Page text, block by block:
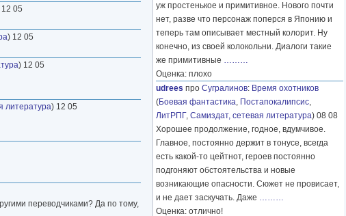
12 05
) 12 05
) 12 05
литература) 12 05
переводчиками? Да по тому,
уж простенькое и примитивное. Нового почти
нет, разве что персонаж поперся в Японию и
теперь там описывает местный колорит. Ну
конечно, из своей колокольни. Диалоги такие
же примитивные ………
Оценка: плохо
udrees про Сугралинов: Время охотников
(Боевая фантастика, Постапокалипсис,
ЛитРПГ, Самиздат, сетевая литература) 08 08
Хорошее продолжение, годное, вдумчивое.
Главное, постоянно держит в тонусе, всегда
есть какой-то цейтнот, героев постоянно
подгоняют обстоятельства и новые
возникающие опасности. Сюжет не провисает,
и не дает заскучать. Даже ………
Оценка: отлично!